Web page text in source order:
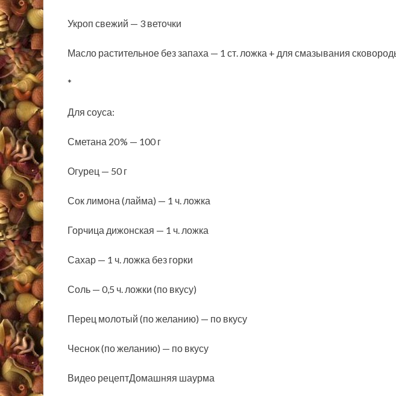
Укроп свежий — 3 веточки
Масло растительное без запаха — 1 ст. ложка + для смазывания
*
Для соуса:
Сметана 20 % — 100 г
Огурец — 50 г
Сок лимона (лайма) — 1 ч. ложка
Горчица дижонская — 1 ч. ложка
Сахар — 1 ч. ложка без горки
Соль — 0,5 ч. ложки (по вкусу)
Перец молотый (по желанию) — по вкусу
Чеснок (по желанию) — по вкусу
Видео рецептДомашняя шаурма